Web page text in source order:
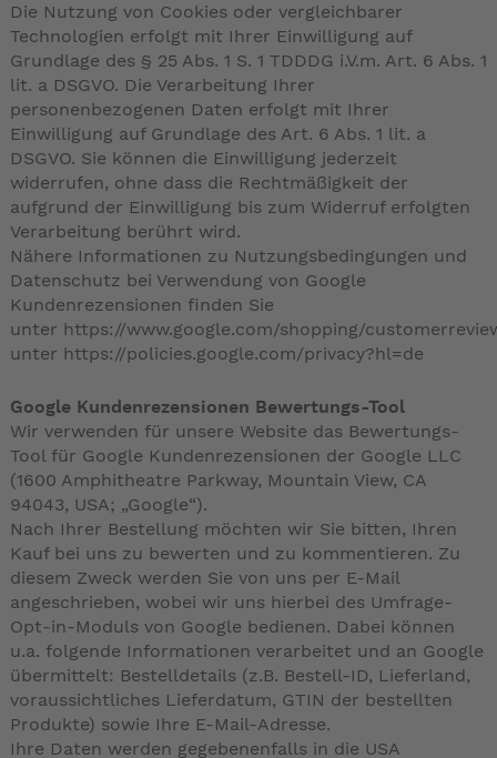
Die Nutzung von Cookies oder vergleichbarer
Technologien erfolgt mit Ihrer Einwilligung auf
Grundlage des § 25 Abs. 1 S. 1 TDDDG i.V.m. Art. 6 Abs. 1
lit. a DSGVO. Die Verarbeitung Ihrer
personenbezogenen Daten erfolgt mit Ihrer
Einwilligung auf Grundlage des Art. 6 Abs. 1 lit. a
DSGVO. Sie können die Einwilligung jederzeit
widerrufen, ohne dass die Rechtmäßigkeit der
aufgrund der Einwilligung bis zum Widerruf erfolgten
Verarbeitung berührt wird.
Nähere Informationen zu Nutzungsbedingungen und
Datenschutz bei Verwendung von Google
Kundenrezensionen finden Sie
unter https://www.google.com/shopping/
unter https://policies.google.com/privacy?hl=de
Google Kundenrezensionen Bewertungs-Tool
Wir verwenden für unsere Website das Bewertungs-
Tool für Google Kundenrezensionen der Google LLC
(1600 Amphitheatre Parkway, Mountain View, CA
94043, USA; „Google“).
Nach Ihrer Bestellung möchten wir Sie bitten, Ihren
Kauf bei uns zu bewerten und zu kommentieren. Zu
diesem Zweck werden Sie von uns per E-Mail
angeschrieben, wobei wir uns hierbei des Umfrage-
Opt-in-Moduls von Google bedienen. Dabei können
u.a. folgende Informationen verarbeitet und an Google
übermittelt: Bestelldetails (z.B. Bestell-ID, Lieferland,
voraussichtliches Lieferdatum, GTIN der bestellten
Produkte) sowie Ihre E-Mail-Adresse.
Ihre Daten werden gegebenenfalls in die USA